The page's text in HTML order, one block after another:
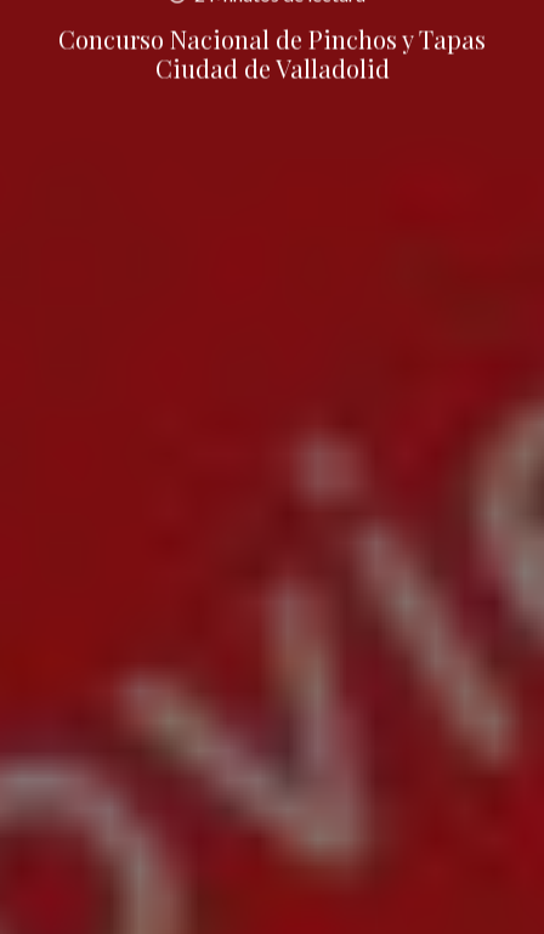
Concurso Nacional de Pinchos y Tapas
Ciudad de Valladolid